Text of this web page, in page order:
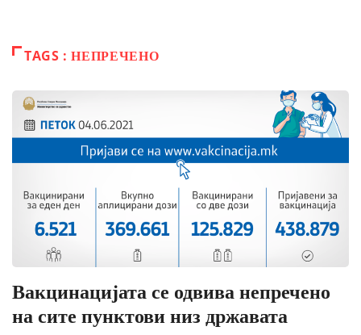
TAGS : НЕПРЕЧЕНО
Вакцинацијата се одвива непречено
на сите пунктови низ државата